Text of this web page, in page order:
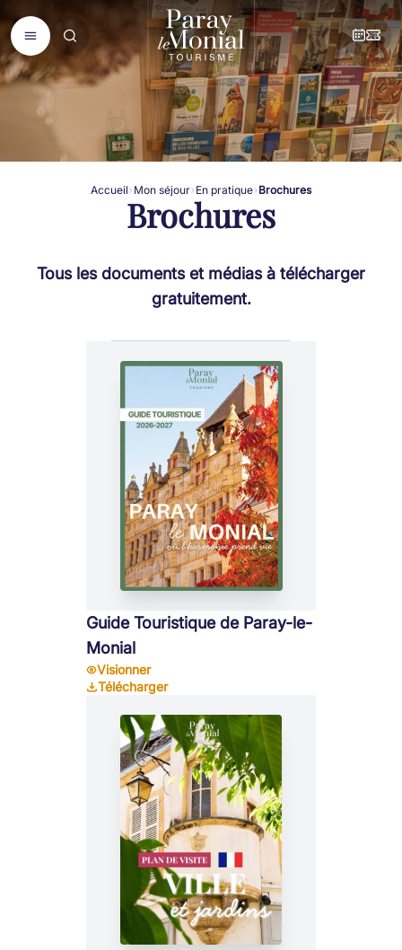
Accueil Mon séjour En pratique Brochures
Brochures
Tous les documents et médias à télécharger
gratuitement.
Guide Touristique de Paray-le-
Monial
Visionner
Télécharger